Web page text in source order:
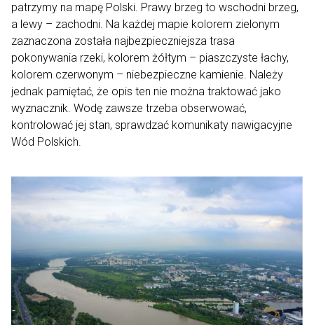
patrzymy na mapę Polski. Prawy brzeg to wschodni brzeg,
a lewy – zachodni. Na każdej mapie kolorem zielonym
zaznaczona została najbezpieczniejsza trasa
pokonywania rzeki, kolorem żółtym – piaszczyste łachy,
kolorem czerwonym – niebezpieczne kamienie. Należy
jednak pamiętać, że opis ten nie można traktować jako
wyznacznik. Wodę zawsze trzeba obserwować,
kontrolować jej stan, sprawdzać komunikaty nawigacyjne
Wód Polskich.